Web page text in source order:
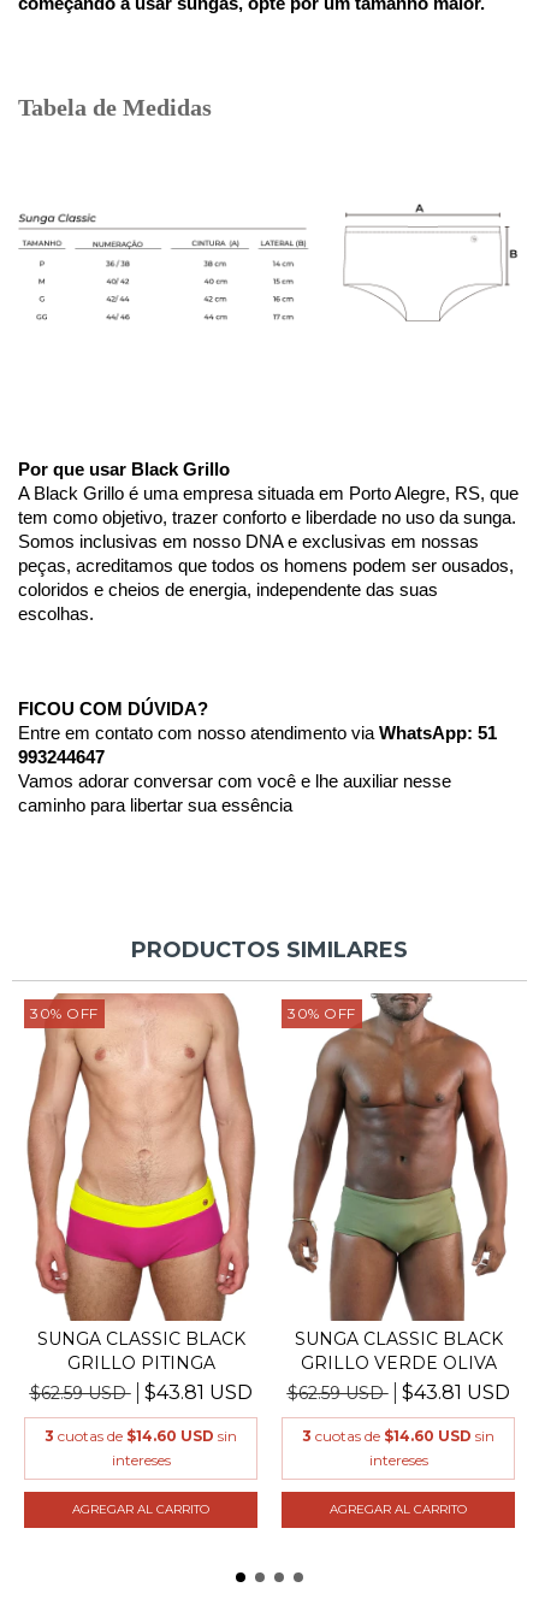
Tabela de Medidas
Por que usar Black Grillo
A Black Grillo é uma empresa situada em Porto Alegre, RS, que
tem como objetivo, trazer conforto e liberdade no uso da sunga.
Somos inclusivas em nosso DNA e exclusivas em nossas
peças, acreditamos que todos os homens podem ser ousados,
coloridos e cheios de energia, independente das suas
escolhas.
FICOU COM DÚVIDA?
Entre em contato com nosso atendimento via WhatsApp: 51
993244647
Vamos adorar conversar com você e lhe auxiliar nesse
caminho para libertar sua essência
PRODUCTOS SIMILARES
30% OFF
SUNGA CLASSIC BLACK
GRILLO PITINGA
$62.59 USD
$43.81 USD
3 cuotas de $14.60 USD sin
intereses
AGREGAR AL CARRITO
30% OFF
SUNGA CLASSIC BLACK
GRILLO VERDE OLIVA
$62.59 USD
$43.81 USD
3 cuotas de $14.60 USD sin
intereses
AGREGAR AL CARRITO